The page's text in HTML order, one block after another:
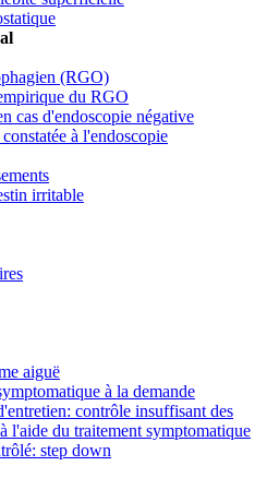
(RGO)
du RGO
cas d'endoscopie négative
à l'endoscopie
irritable
aiguë
à la demande
contrôle insuffisant des
l'aide du traitement symptomatique
step down